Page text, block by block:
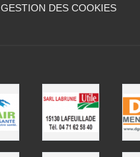
GESTION DES COOKIES